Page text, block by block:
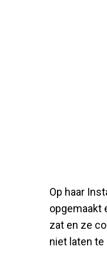
Op haar
opgemaakt
zat en ze
niet laten te